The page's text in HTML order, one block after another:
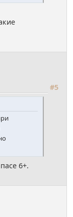
#5
6+.